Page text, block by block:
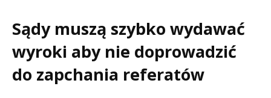
Sądy muszą szybko wydawać
wyroki aby nie doprowadzić
do zapchania referatów